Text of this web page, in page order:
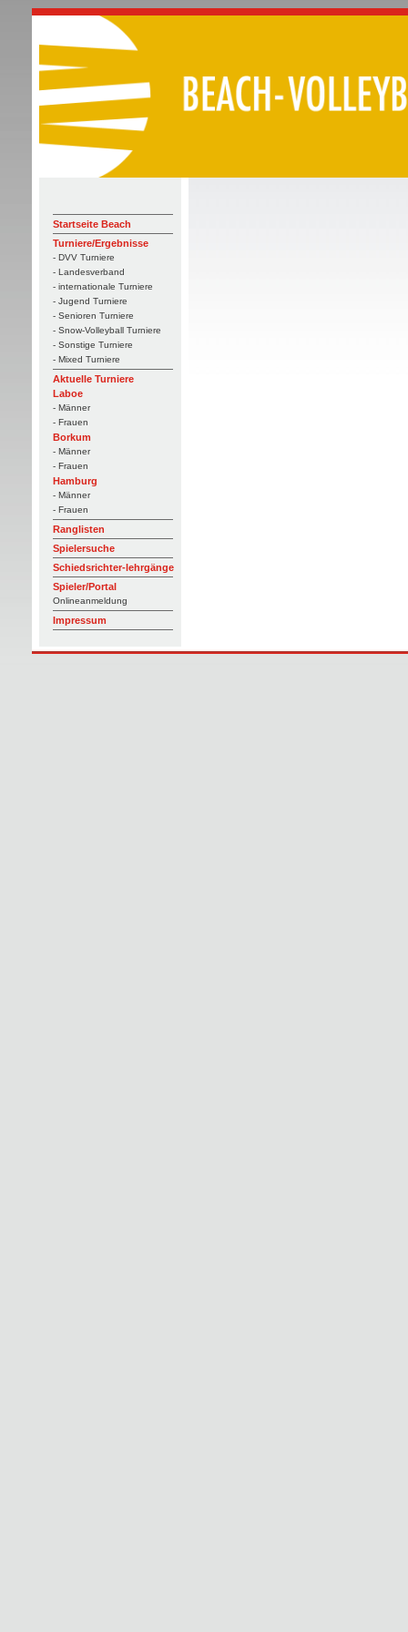
Startseite Beach
Turniere/Ergebnisse
- DVV Turniere
- Landesverband
- internationale Turniere
- Jugend Turniere
- Senioren Turniere
- Snow-Volleyball Turniere
- Sonstige Turniere
- Mixed Turniere
Aktuelle Turniere
Laboe
- Männer
- Frauen
Borkum
- Männer
- Frauen
Hamburg
- Männer
- Frauen
Ranglisten
Spielersuche
Schiedsrichter-lehrgänge
Spieler/Portal
Onlineanmeldung
Impressum